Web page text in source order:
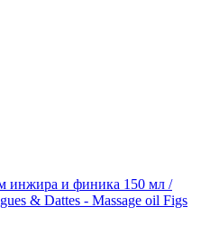
инжира и финика 150 мл /
& Dattes - Massage oil Figs